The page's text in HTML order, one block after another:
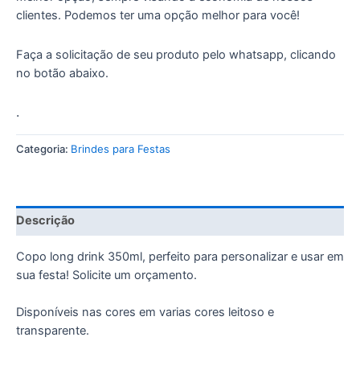
clientes. Podemos ter uma opção melhor para você!
Faça a solicitação de seu produto pelo whatsapp, clicando
no botão abaixo.
.
Categoria: Brindes para Festas
Descrição
Copo long drink 350ml, perfeito para personalizar e usar em
sua festa! Solicite um orçamento.
Disponíveis nas cores em varias cores leitoso e
transparente.